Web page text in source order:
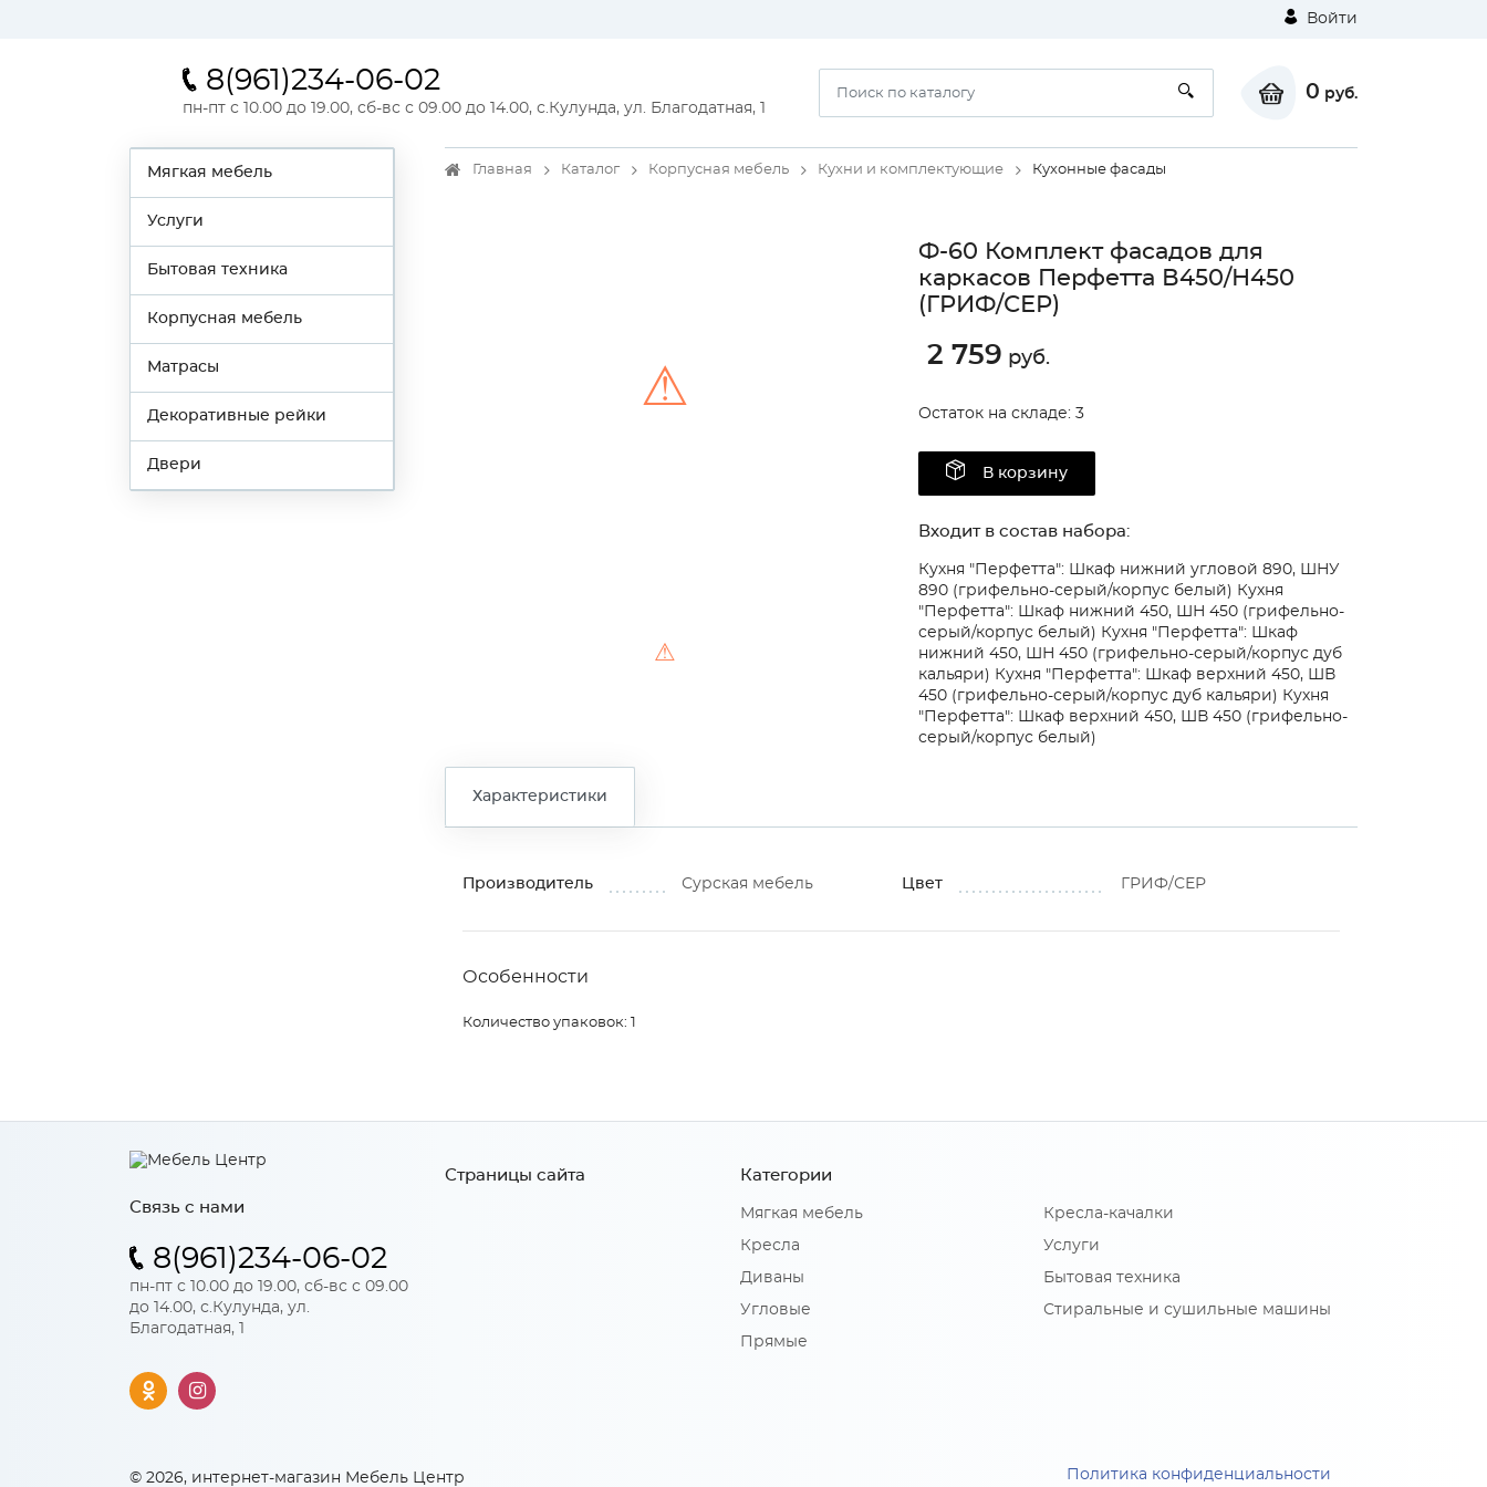
Войти
8(961)234-06-02
пн-пт с 10.00 до 19.00, сб-вс с 09.00 до 14.00, с.Кулунда, ул. Благодатная, 1
0 руб.
Мягкая мебель
Услуги
Бытовая техника
Корпусная мебель
Матрасы
Декоративные рейки
Двери
Главная Каталог Корпусная мебель Кухни и комплектующие Кухонные фасады
⚠
⚠
Ф-60 Комплект фасадов для
каркасов Перфетта В450/Н450
(ГРИФ/СЕР)
2 759 руб.
Остаток на складе: 3
В корзину
Входит в состав набора:
Кухня "Перфетта": Шкаф нижний угловой 890, ШНУ
890 (грифельно-серый/корпус белый) Кухня
"Перфетта": Шкаф нижний 450, ШН 450 (грифельно-
серый/корпус белый) Кухня "Перфетта": Шкаф
нижний 450, ШН 450 (грифельно-серый/корпус дуб
кальяри) Кухня "Перфетта": Шкаф верхний 450, ШВ
450 (грифельно-серый/корпус дуб кальяри) Кухня
"Перфетта": Шкаф верхний 450, ШВ 450 (грифельно-
серый/корпус белый)
Характеристики
Производитель Сурская мебель Цвет ГРИФ/СЕР
Особенности
Количество упаковок: 1
Связь с нами
8(961)234-06-02
пн-пт с 10.00 до 19.00, сб-вс с 09.00
до 14.00, с.Кулунда, ул.
Благодатная, 1
Страницы сайта Категории
Мягкая мебель
Кресла
Диваны
Угловые
Прямые
Кресла-качалки
Услуги
Бытовая техника
Стиральные и сушильные машины
© 2026, интернет-магазин Мебель Центр Политика конфиденциальности